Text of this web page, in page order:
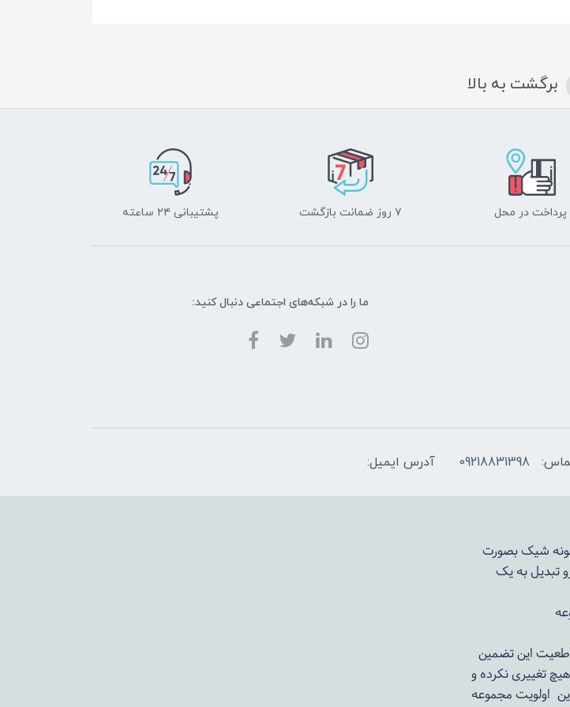
برگشت به بالا
پرداخت در محل ۷ روز ضمانت بازگشت پشتیبانی ۲۴ ساعته
ما را در شبکه‌های اجتماعی دنبال کنید:
09218831398 آدرس ایمیل:
شیک بصورت
تبدیل به یک
این تضمین
هیچ تغییری نکرده و
اولویت مجموعه